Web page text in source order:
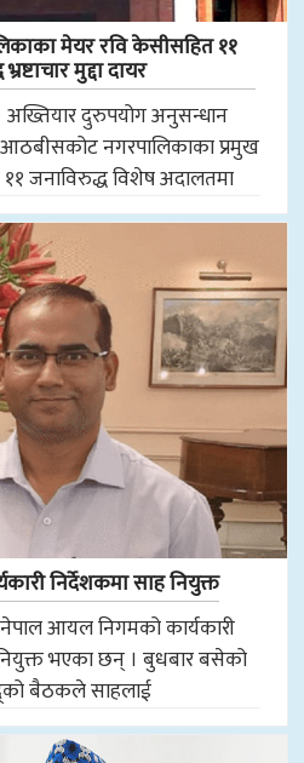
मेयर रवि केसीसहित ११
मुद्दा दायर
अख्तियार दुरुपयोग अनुसन्धान
नगरपालिकाका प्रमुख
जनाविरुद्ध विशेष अदालतमा
निर्देशकमा साह नियुक्त
आयल निगमको कार्यकारी
नियुक्त भएका छन् । बुधबार बसेको
बैठकले साहलाई